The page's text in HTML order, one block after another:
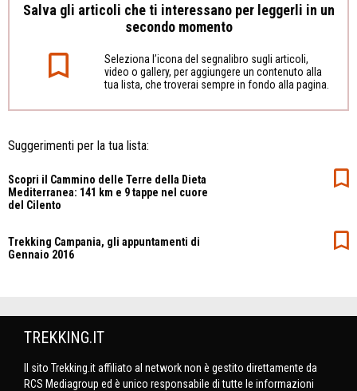
Salva gli articoli che ti interessano per leggerli in un
secondo momento
Seleziona l’icona del segnalibro sugli articoli,
video o gallery, per aggiungere un contenuto alla
tua lista, che troverai sempre in fondo alla pagina.
Suggerimenti per la tua lista:
Scopri il Cammino delle Terre della Dieta
Mediterranea: 141 km e 9 tappe nel cuore
del Cilento
Trekking Campania, gli appuntamenti di
Gennaio 2016
TREKKING.IT
Il sito Trekking.it affiliato al network non è gestito direttamente da
RCS Mediagroup ed è unico responsabile di tutte le informazioni